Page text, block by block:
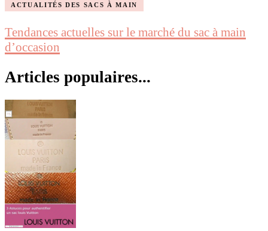
ACTUALITÉS DES SACS À MAIN
Tendances actuelles sur le marché du sac à main
d’occasion
Articles populaires...